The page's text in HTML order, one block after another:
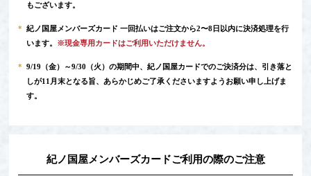
もございます。
*
紀ノ国屋メンバーズカード 一回払いはご注文から2〜8日以内に決済処理を行
います。 ※現金専用カードはご利用いただけません。
*
9/19（金）～9/30（火）の期間中、紀ノ国屋カードでのご決済分は、引き落と
しが11月末となる旨、あらかじめご了承くださいますようお願い申し上げま
す。
紀ノ国屋メンバーズカードご利用の際のご注意